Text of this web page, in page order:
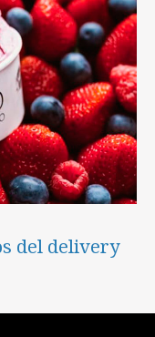
del delivery